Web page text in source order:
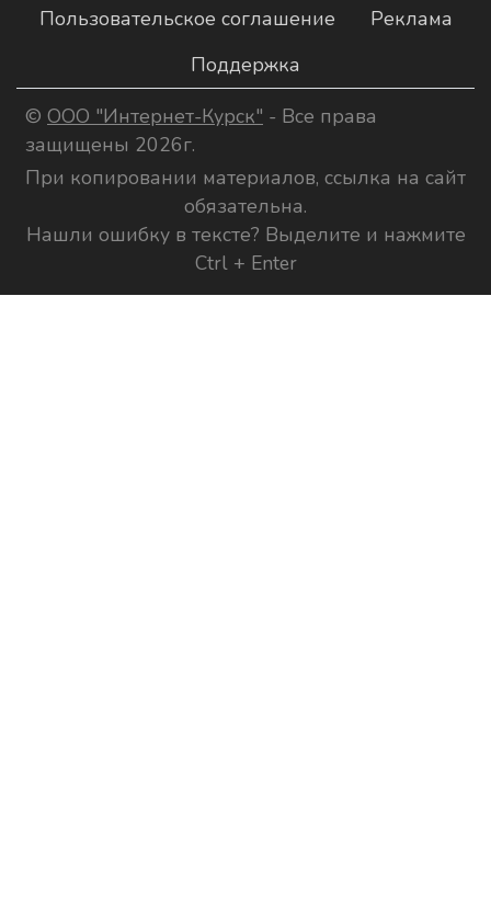
Пользовательское соглашение
Реклама
Поддержка
© ООО "Интернет-Курск" - Все права
защищены 2026г.
При копировании материалов, ссылка на сайт
обязательна.
Нашли ошибку в тексте? Выделите и нажмите
Ctrl + Enter